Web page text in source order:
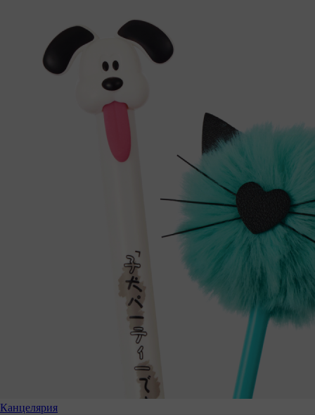
Канцелярия